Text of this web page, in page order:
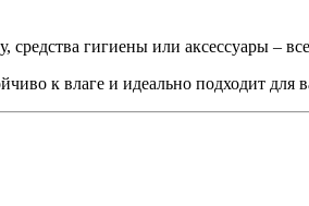
средства гигиены или аксессуары –
к влаге и идеально подходит для